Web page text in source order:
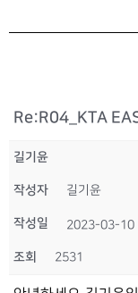
Re:R04_KTA
길기윤
작성자 길기윤
작성일 2023-03-10
조회 2531